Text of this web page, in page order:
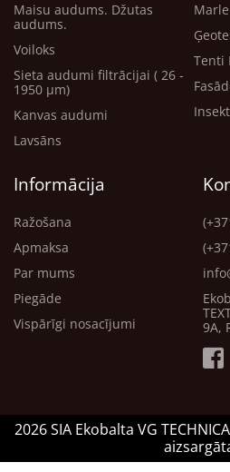
Maisu audums. Džutas
audums.
Voiloks
Sieta audumi filtrācijai ( 26 -
1950 μm)
Kanvas audumi
Lavsāns
Marle
Tenti
Informācija
Ražošana
Apmaksa
Par mums
Piegāde
Vispārīgi nosacījumi
9A,
2026 SIA Ekobalta VG